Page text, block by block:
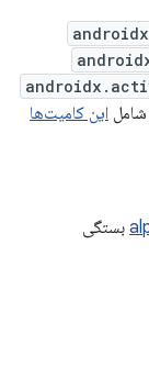
این کامیت‌ها
بستگی